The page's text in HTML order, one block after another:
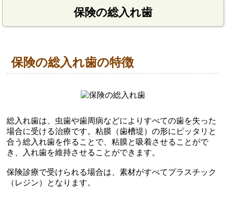
保険の総入れ歯
保険の総入れ歯の特徴
総入れ歯は、虫歯や歯周病などによりすべての歯を失った
場合に受ける治療です。粘膜（歯槽堤）の形にピッタリと
合う総入れ歯を作ることで、粘膜と吸着させることがで
き、入れ歯を維持させることができます。
保険診療で受けられる場合は、素材がすべてプラスチック
（レジン）となります。